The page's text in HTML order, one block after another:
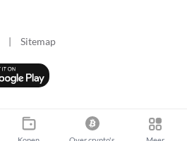
| Sitemap